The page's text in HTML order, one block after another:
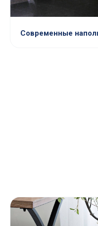
Современные